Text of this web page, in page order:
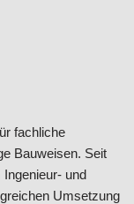
fachliche
Bauweisen. Seit
und
Umsetzung